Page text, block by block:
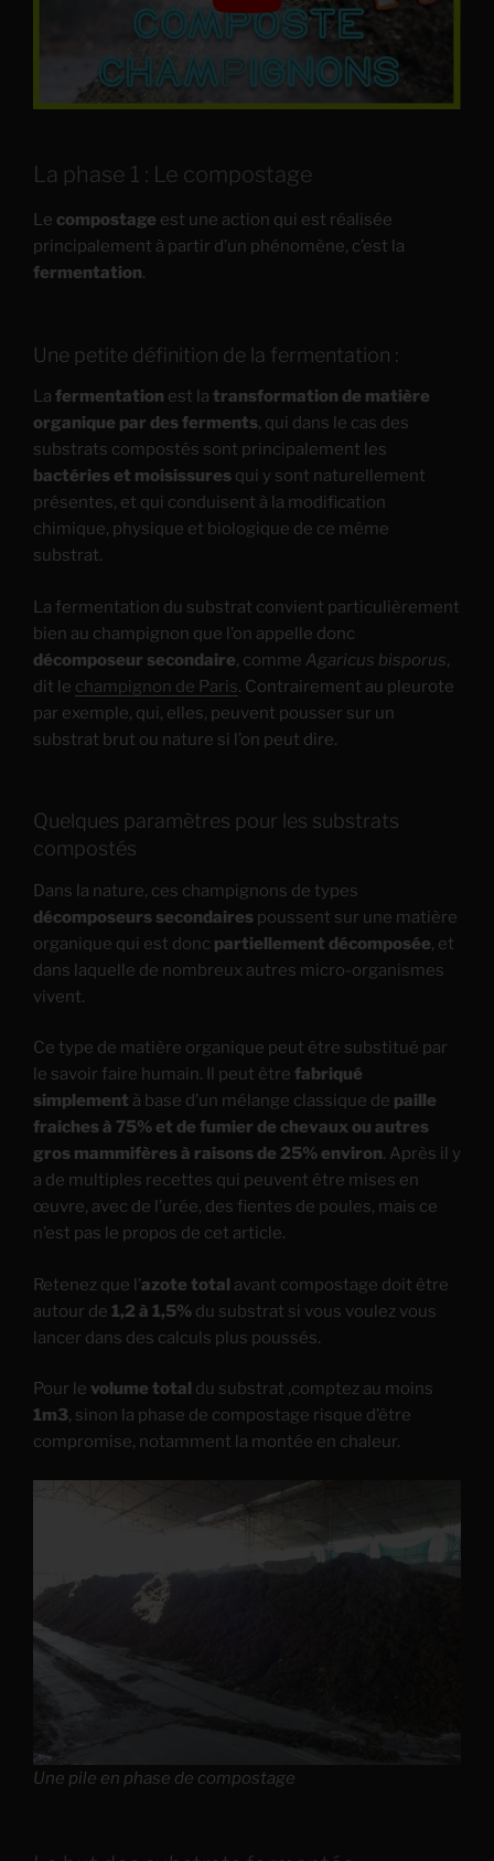
La phase 1 : Le compostage
Le compostage est une action qui est réalisée
principalement à partir d’un phénomène, c’est la
fermentation.
Une petite définition de la fermentation :
La fermentation est la transformation de matière
organique par des ferments, qui dans le cas des
substrats compostés sont principalement les
bactéries et moisissures qui y sont naturellement
présentes, et qui conduisent à la modification
chimique, physique et biologique de ce même
substrat.
La fermentation du substrat convient particulièrement
bien au champignon que l’on appelle donc
décomposeur secondaire, comme Agaricus bisporus,
dit le champignon de Paris. Contrairement au pleurote
par exemple, qui, elles, peuvent pousser sur un
substrat brut ou nature si l’on peut dire.
Quelques paramètres pour les substrats
compostés
Dans la nature, ces champignons de types
décomposeurs secondaires poussent sur une matière
organique qui est donc partiellement décomposée, et
dans laquelle de nombreux autres micro-organismes
vivent.
Ce type de matière organique peut être substitué par
le savoir faire humain. Il peut être fabriqué
simplement à base d’un mélange classique de paille
fraiches à 75% et de fumier de chevaux ou autres
gros mammifères à raisons de 25% environ. Après il y
a de multiples recettes qui peuvent être mises en
œuvre, avec de l’urée, des fientes de poules, mais ce
n’est pas le propos de cet article.
Retenez que l’azote total avant compostage doit être
autour de 1,2 à 1,5% du substrat si vous voulez vous
lancer dans des calculs plus poussés.
Pour le volume total du substrat ,comptez au moins
1m3, sinon la phase de compostage risque d’être
compromise, notamment la montée en chaleur.
Une pile en phase de compostage